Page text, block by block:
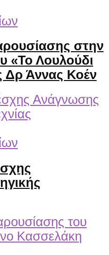
στην
«Το Λουλούδι
Δρ Άννας Κοέν